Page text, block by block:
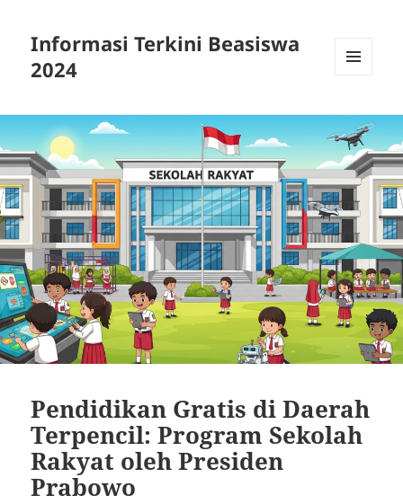
Informasi Terkini Beasiswa
2024
WIDGETS
Pendidikan Gratis di Daerah
Terpencil: Program Sekolah
Rakyat oleh Presiden
Prabowo